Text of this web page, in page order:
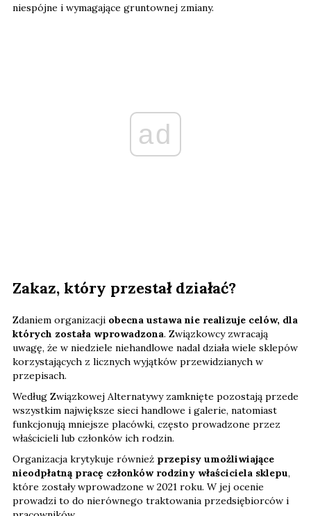
niespójne i wymagające gruntownej zmiany.
ad
Zakaz, który przestał działać?
Zdaniem organizacji obecna ustawa nie realizuje celów, dla
których została wprowadzona. Związkowcy zwracają
uwagę, że w niedziele niehandlowe nadal działa wiele sklepów
korzystających z licznych wyjątków przewidzianych w
przepisach.
Według Związkowej Alternatywy zamknięte pozostają przede
wszystkim największe sieci handlowe i galerie, natomiast
funkcjonują mniejsze placówki, często prowadzone przez
właścicieli lub członków ich rodzin.
Organizacja krytykuje również przepisy umożliwiające
nieodpłatną pracę członków rodziny właściciela sklepu,
które zostały wprowadzone w 2021 roku. W jej ocenie
prowadzi to do nierównego traktowania przedsiębiorców i